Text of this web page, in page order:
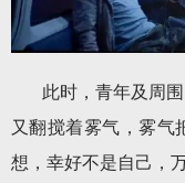
此时，青年及周
又翻搅着雾气，雾气
想，幸好不是自己，